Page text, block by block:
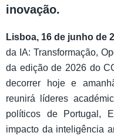
inovação.
Lisboa, 16 de junho de
da IA: Transformação,
da edição de 2026 do
decorrer hoje e
reunirá líderes
políticos de Portugal,
impacto da inteligência